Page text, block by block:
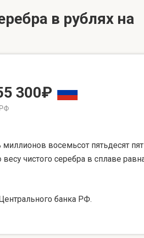
в рублях на
300₽
восемьсот пятьдесят
весу чистого серебра в сплаве
банка РФ.